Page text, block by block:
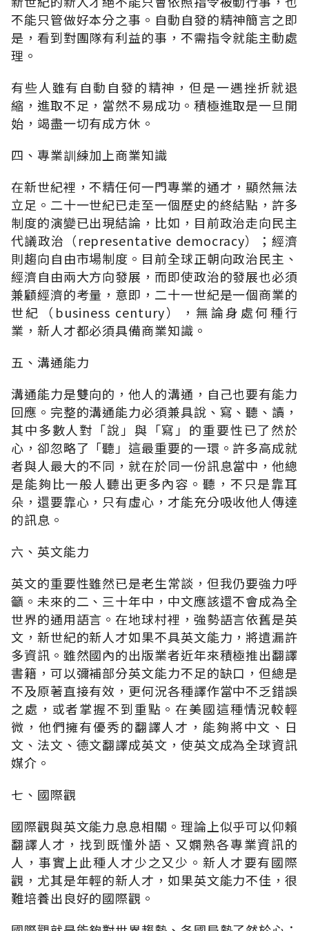
不能只管做好本分之事。自動自發的精神簡言之即
是，看到對團隊有利益的事，不需指令就能主動處
理。
有些人雖有自動自發的精神，但是一遇挫折就退
縮，進取不足，當然不易成功。積極進取是一旦開
始，竭盡一切有成方休。
四、專業訓練加上商業知識
在新世紀裡，不精任何一門專業的通才，顯然無法
立足。二十一世紀已走至一個歷史的終結點，許多
制度的演變已出現結論，比如，目前政治走向民主
代議政治（representative democracy）；經濟
則趨向自由市場制度。目前全球正朝向政治民主、
經濟自由兩大方向發展，而即使政治的發展也必須
兼顧經濟的考量，意即，二十一世紀是一個商業的
世紀（business century），無論身處何種行
業，新人才都必須具備商業知識。
五、溝通能力
溝通能力是雙向的，他人的溝通，自己也要有能力
回應。完整的溝通能力必須兼具說、寫、聽、讀，
其中多數人對「說」與「寫」的重要性已了然於
心，卻忽略了「聽」這最重要的一環。許多高成就
者與人最大的不同，就在於同一份訊息當中，他總
是能夠比一般人聽出更多內容。聽，不只是靠耳
朵，還要靠心，只有虛心，才能充分吸收他人傳達
的訊息。
六、英文能力
英文的重要性雖然已是老生常談，但我仍要強力呼
籲。未來的二、三十年中，中文應該還不會成為全
世界的通用語言。在地球村裡，強勢語言依舊是英
文，新世紀的新人才如果不具英文能力，將遺漏許
多資訊。雖然國內的出版業者近年來積極推出翻譯
書籍，可以彌補部分英文能力不足的缺口，但總是
不及原著直接有效，更何況各種譯作當中不乏錯誤
之處，或者掌握不到重點。在美國這種情況較輕
微，他們擁有優秀的翻譯人才，能夠將中文、日
文、法文、德文翻譯成英文，使英文成為全球資訊
媒介。
七、國際觀
國際觀與英文能力息息相關。理論上似乎可以仰賴
翻譯人才，找到既懂外語、又嫻熟各專業資訊的
人，事實上此種人才少之又少。新人才要有國際
觀，尤其是年輕的新人才，如果英文能力不佳，很
難培養出良好的國際觀。